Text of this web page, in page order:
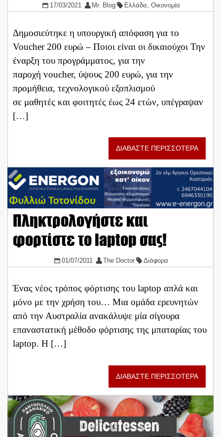
17/03/2021 Mr. Blog Ελλάδα ,Οικονομία
Δημοσιεύτηκε η υπουργική απόφαση για το
Voucher 200 ευρώ – Ποιοι είναι οι δικαιούχοι Την
έναρξη του προγράμματος, για την
παροχή voucher, ύψους 200 ευρώ, για την
προμήθεια, τεχνολογικού εξοπλισμού
σε μαθητές και φοιτητές έως 24 ετών, υπέγραψαν
[…]
ΔΙΑΒΑΣΤΕ ΠΕΡΙΣΣΟΤΕΡΑ
Πληκτρολογήστε και
φορτίστε το laptop σας!
01/07/2011 The Doctor Διάφορα
Ένας νέος τρόπος φόρτισης του laptop απλά και
μόνο με την χρήση του… Μια ομάδα ερευνητών
από την Αυστραλία ανακάλυψε μία σίγουρα
επαναστατική μέθοδο φόρτισης της μπαταρίας του
laptop. Η […]
ΔΙΑΒΑΣΤΕ ΠΕΡΙΣΣΟΤΕΡΑ